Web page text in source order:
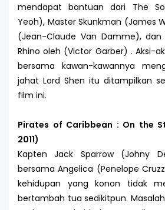
mendapat bantuan dari The
Yeoh), Master Skunkman (James
(Jean-Claude Van Damme), dan
Rhino oleh (Victor Garber) . Aksi-
bersama kawan-kawannya
jahat Lord Shen itu ditampilkan
film ini.
Pirates of Caribbean : On the
2011)
Kapten Jack Sparrow (Johny
bersama Angelica (Penelope
kehidupan yang konon tidak
bertambah tua sedikitpun.